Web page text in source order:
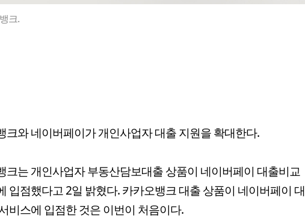
크.
크와 네이버페이가 개인사업자 대출 지원을 확대한다.
크는 개인사업자 부동산담보대출 상품이 네이버페이 대출비교
입점했다고 2일 밝혔다. 카카오뱅크 대출 상품이 네이버페이 대
비스에 입점한 것은 이번이 처음이다.